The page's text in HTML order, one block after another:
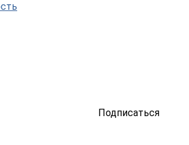
Подписаться